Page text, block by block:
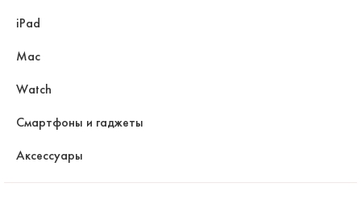
iPad
Mac
Watch
Смартфоны и гаджеты
Аксессуары